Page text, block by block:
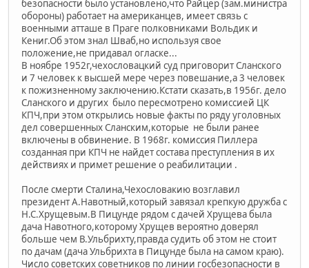
безопасности было установлено,что Райцер (зам.министра
обороны) работает на американцев, имеет связь с
военными атташе в Праге полковниками Вольдик и
Кениг.Об этом знал Шваб,но используя свое
положение,не придавал огласке...
В ноябре 1952г,чехословацкий суд приговорит Сланского
и 7 человек к высшей мере через повешание,а 3 человек
к пожизненному заключению.Кстати сказать,в 1956г. дело
Сланского и других было пересмотрено комиссией ЦК
КПЧ,при этом открылись новые факты по ряду уголовных
дел совершенных Сланским,которые не были ранее
включены в обвинение. В 1968г. комиссия Пиллера
созданная при КПЧ не найдет состава преступления в их
действиях и примет решение о реабилитации .
После смерти Сталина,Чехословакию возглавил
президент А.Навотный,который завязал крепкую дружба с
Н.С.Хрущевым.В Пицунде рядом с дачей Хрущева была
дача Навотного,которому Хрущев вероятно доверял
больше чем В.Ульбрихту,правда судить об этом не стоит
по дачам (дача Ульбрихта в Пицунде была на самом краю).
Число советских советников по линии госбезопасности в